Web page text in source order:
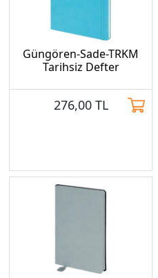
Güngören-Sade-TRKM
Tarihsiz Defter
276,00 TL